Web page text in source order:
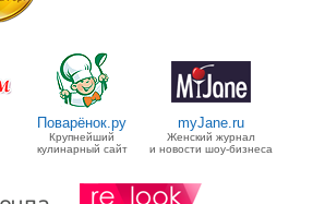
Поварёнок.ру
Крупнейший
кулинарный сайт
myJane.ru
Женский журнал
и новости шоу-бизнеса